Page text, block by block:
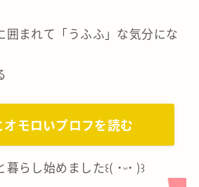
囲まれて「うふふ」な気分にな
オモロいプロフを読む
らし始めました꒰( ˙ᵕ‎˙ )꒱